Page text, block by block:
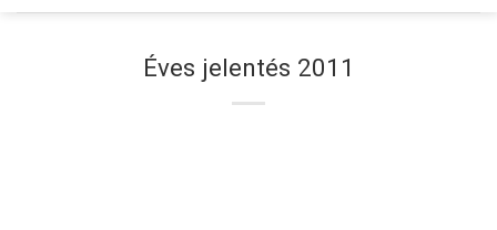
Éves jelentés 2011